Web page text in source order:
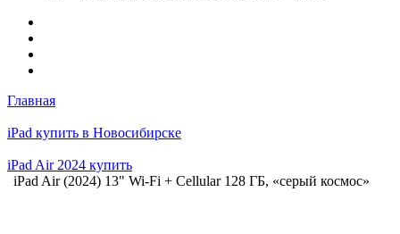
Главная
iPad купить в Новосибирске
iPad Air 2024 купить
iPad Air (2024) 13" Wi-Fi + Cellular 128 ГБ, «серый космос»